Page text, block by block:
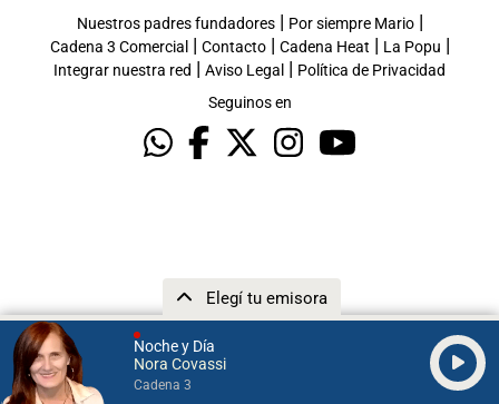
Noche y Día
Nora Covassi
Cadena 3
Elegí tu emisora
Nuestros padres fundadores| Por siempre Mario|
Cadena 3 Comercial | Contacto| Cadena Heat | La Popu |
Integrar nuestra red | Aviso Legal | Política de Privacidad
Seguinos en